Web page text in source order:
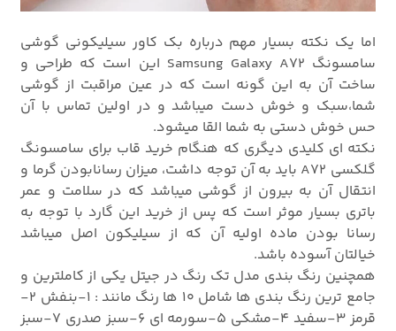
اما یک نکته بسیار مهم درباره بک کاور سیلیکونی گوشی
سامسونگ Samsung Galaxy A72 این است که طراحی و
ساخت آن به این گونه است که در عین مراقبت از گوشی
شما،سبک و خوش دست میباشد و در اولین تماس با آن
حس خوش دستی به شما القا میشود.
نکته ای کلیدی دیگری که هنگام خرید قاب برای سامسونگ
گلکسی A72 باید به آن توجه داشت، میزان رسانابودن گرما و
انتقال آن به بیرون از گوشی میباشد که در سلامت و عمر
باتری بسیار موثر است که پس از خرید این گارد با توجه به
رسانا بودن ماده اولیه آن که از سیلیکون اصل میباشد
خیالتان آسوده باشد.
همچنین رنگ بندی مدل تک رنگ در جیتل یکی از کاملترین و
جامع ترین رنگ بندی ها شامل 10 ها رنگ مانند : 1-بنفش 2-
قرمز 3-سفید 4-مشکی 5-سورمه ای 6-سبز صدری 7-سبز